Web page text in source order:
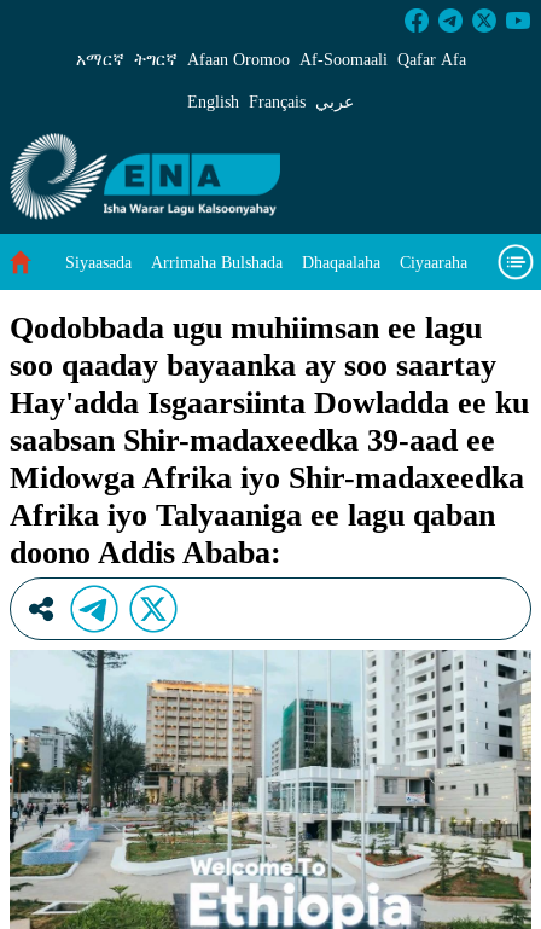
Qodobbada ugu muhiimsan ee lagu soo
አማርኛ ትግርኛ Afaan Oromoo Af‑Soomaali Qafar Afa
English Français عربي
Siyaasada Arrimaha Bulshada Dhaqaalaha Ciyaaraha
Wararka Caalamka Qodobada Tilmaamaha Muuqaalo
Arrimaheena
Qodobbada ugu muhiimsan ee lagu
soo qaaday bayaanka ay soo saartay
Hay'adda Isgaarsiinta Dowladda ee ku
saabsan Shir-madaxeedka 39-aad ee
Midowga Afrika iyo Shir-madaxeedka
Afrika iyo Talyaaniga ee lagu qaban
doono Addis Ababa: